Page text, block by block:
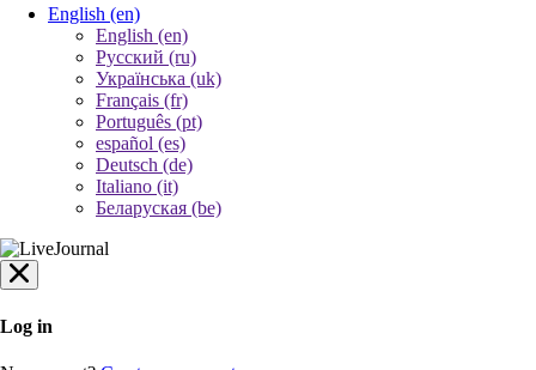
English (en)
English (en)
Русский (ru)
Українська (uk)
Français (fr)
Português (pt)
español (es)
Deutsch (de)
Italiano (it)
Беларуская (be)
Log in